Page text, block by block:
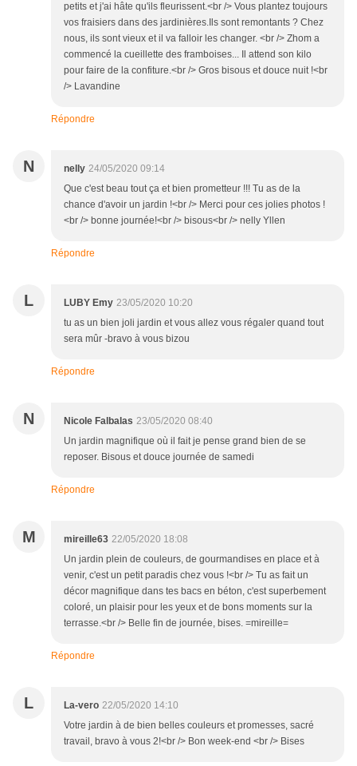
petits et j'ai hâte qu'ils fleurissent.<br /> Vous plantez toujours
vos fraisiers dans des jardinières.Ils sont remontants ? Chez
nous, ils sont vieux et il va falloir les changer. <br /> Zhom a
commencé la cueillette des framboises... Il attend son kilo
pour faire de la confiture.<br /> Gros bisous et douce nuit !<br
/> Lavandine
Répondre
N nelly 24/05/2020 09:14
Que c'est beau tout ça et bien prometteur !!! Tu as de la
chance d'avoir un jardin !<br /> Merci pour ces jolies photos !
<br /> bonne journée!<br /> bisous<br /> nelly Yllen
Répondre
L LUBY Emy 23/05/2020 10:20
tu as un bien joli jardin et vous allez vous régaler quand tout
sera mûr -bravo à vous bizou
Répondre
N Nicole Falbalas 23/05/2020 08:40
Un jardin magnifique où il fait je pense grand bien de se
reposer. Bisous et douce journée de samedi
Répondre
M mireille63 22/05/2020 18:08
Un jardin plein de couleurs, de gourmandises en place et à
venir, c'est un petit paradis chez vous !<br /> Tu as fait un
décor magnifique dans tes bacs en béton, c'est superbement
coloré, un plaisir pour les yeux et de bons moments sur la
terrasse.<br /> Belle fin de journée, bises. =mireille=
Répondre
L La-vero 22/05/2020 14:10
Votre jardin à de bien belles couleurs et promesses, sacré
travail, bravo à vous 2!<br /> Bon week-end <br /> Bises